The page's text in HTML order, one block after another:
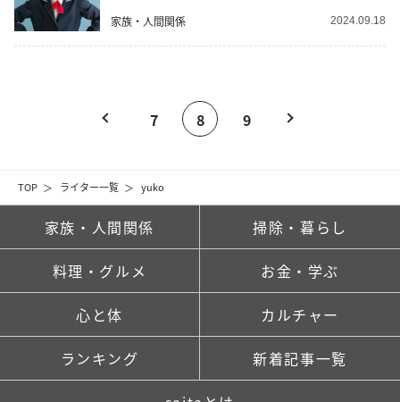
TOP ライター一覧 yuko
家族・人間関係 2024.09.18
7 8 9
家族・人間関係 掃除・暮らし
料理・グルメ お金・学ぶ
心と体 カルチャー
ランキング 新着記事一覧